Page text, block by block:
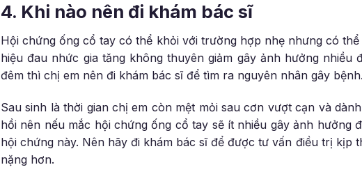
4. Khi nào nên đi khám bác sĩ
Hội chứng ống cổ tay có thể khỏi với trường hợp nhẹ nhưng có
hiệu đau nhức gia tăng không thuyên giảm gây ảnh hưởng nhiều
đêm thì chị em nên đi khám bác sĩ để tìm ra nguyên nhân gây bệnh.
Sau sinh là thời gian chị em còn mệt mỏi sau cơn vượt cạn và
hồi nên nếu mắc hội chứng ống cổ tay sẽ ít nhiều gây ảnh hưởng
hội chứng này. Nên hãy đi khám bác sĩ để được tư vấn điều trị
nặng hơn.